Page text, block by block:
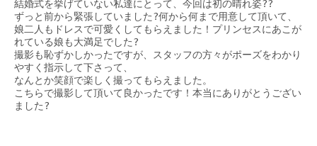
結婚式を挙げていない私達にとって、今回は初の晴れ姿??
ずっと前から緊張していました?何から何まで用意して頂いて、
娘二人もドレスで可愛くしてもらえました！プリンセスにあこが
れている娘も大満足でした?
撮影も恥ずかしかったですが、スタッフの方々がポーズをわかり
やすく指示して下さって、
なんとか笑顔で楽しく撮ってもらえました。
こちらで撮影して頂いて良かったです！本当にありがとうござい
ました?